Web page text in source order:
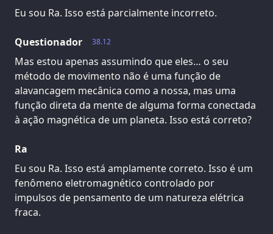
Eu sou Ra. Isso está parcialmente incorreto.
38.12
Questionador
Mas estou apenas assumindo que eles… o seu
método de movimento não é uma função de
alavancagem mecânica como a nossa, mas uma
função direta da mente de alguma forma conectada
à ação magnética de um planeta. Isso está correto?
Ra
Eu sou Ra. Isso está amplamente correto. Isso é um
fenômeno eletromagnético controlado por
impulsos de pensamento de um natureza elétrica
fraca.